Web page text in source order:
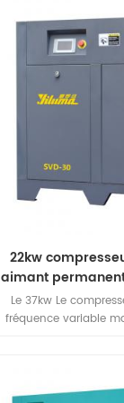
déplacement, et
marché mondial.est le
plus performant et de
22kw
aimant
Le 37kw Le
fréquence variable
fiabilité de chaque